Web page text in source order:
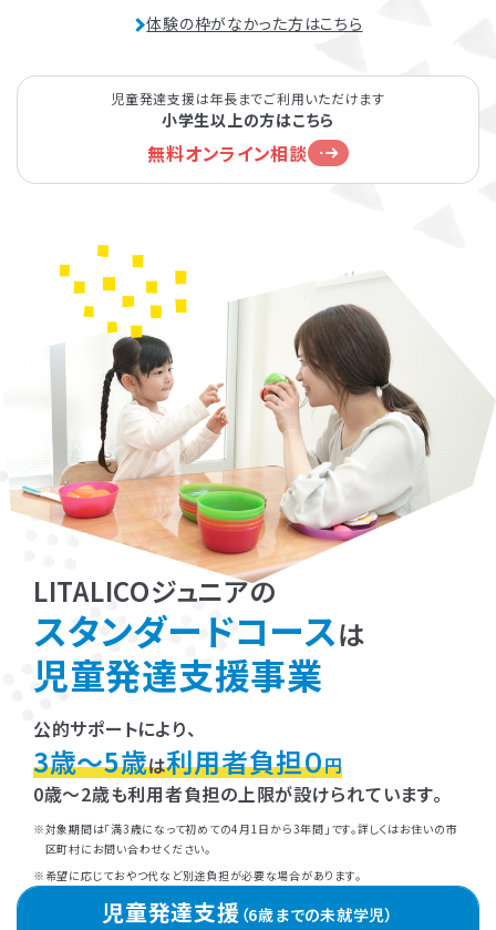
体験の枠がなかった方はこちら
児童発達支援は年長までご利用いただけます
小学生以上の方はこちら
無料オンライン相談
LITALICOジュニアの
スタンダードコースは
児童発達支援事業
公的サポートにより、
3歳～5歳は利用者負担０円
0歳～2歳も利用者負担の上限が設けられています。
対象期間は「満3歳になって初めての4月1日から3年間」です。詳しくはお住いの市
区町村にお問い合わせください。
希望に応じておやつ代など別途負担が必要な場合があります。
児童発達支援 （6歳までの未就学児）